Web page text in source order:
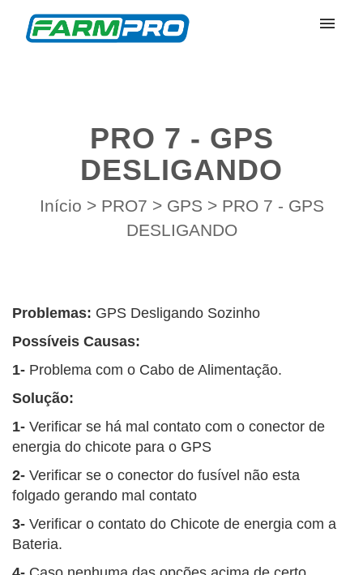
PRO 7 - GPS
DESLIGANDO
Início > PRO7 > GPS > PRO 7 - GPS
DESLIGANDO
Problemas: GPS Desligando Sozinho
Possíveis Causas:
1- Problema com o Cabo de Alimentação.
Solução:
1- Verificar se há mal contato com o conector de
energia do chicote para o GPS
2- Verificar se o conector do fusível não esta
folgado gerando mal contato
3- Verificar o contato do Chicote de energia com a
Bateria.